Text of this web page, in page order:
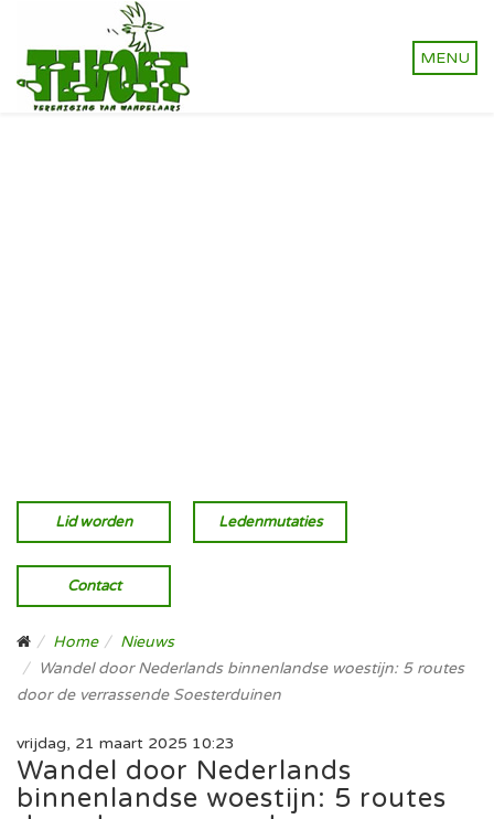
Lid worden Ledenmutaties
Contact
Home
Nieuws
Wandel door Nederlands binnenlandse woestijn: 5 routes
door de verrassende Soesterduinen
vrijdag, 21 maart 2025 10:23
Wandel door Nederlands
binnenlandse woestijn: 5 routes